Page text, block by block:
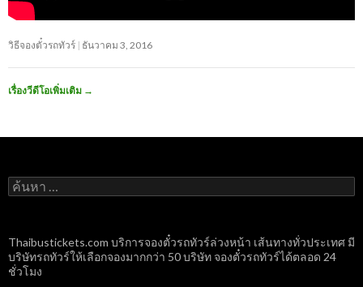
วิธีจองตั๋วรถทัวร์ ธันวาคม 3, 2016
เรื่องวีดีโอเพิ่มเติม →
ค้นหา
สำหรับ:
Thaibustickets.com บริการจองตั๋วรถทัวร์ล่วงหน้า เส้นทางทั่วประเทศ มี
บริษัทรถทัวร์ให้เลือกจองมากกว่า 50 บริษัท จองตั๋วรถทัวร์ได้ตลอด 24
ชั่วโมง